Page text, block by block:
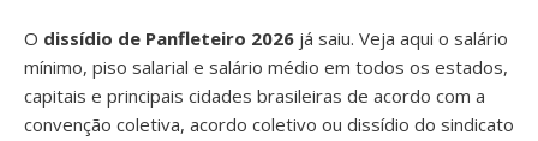
O dissídio de Panfleteiro 2026 já saiu. Veja aqui o salário
mínimo, piso salarial e salário médio em todos os estados,
capitais e principais cidades brasileiras de acordo com a
convenção coletiva, acordo coletivo ou dissídio do sindicato